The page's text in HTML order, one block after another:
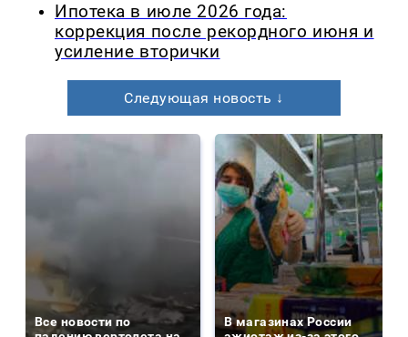
Ипотека в июле 2026 года:
коррекция после рекордного июня и
усиление вторички
Следующая новость ↓
Все новости по
В магазинах России